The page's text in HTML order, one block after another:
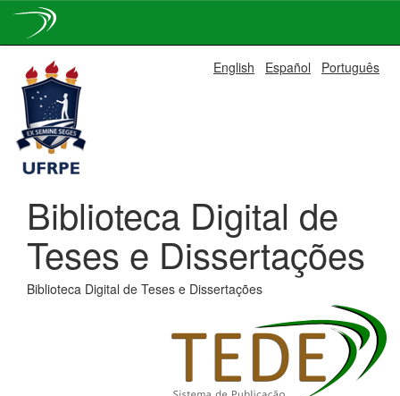
navigation
English Español Português
Biblioteca Digital de
Teses e Dissertações
Biblioteca Digital de Teses e Dissertações